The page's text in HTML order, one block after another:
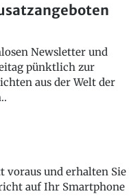
Newsletter und
pünktlich zur
aus der Welt der
voraus und erhalten Sie
auf Ihr Smartphone